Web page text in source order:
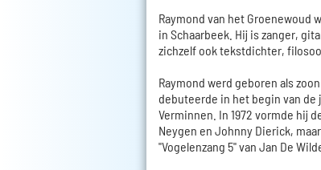
Raymond van het Groenewoud
in Schaarbeek. Hij is zanger,
zichzelf ook tekstdichter,
Raymond werd geboren als
debuteerde in het begin van de
Verminnen. In 1972 vormde hij
Neygen en Johnny Dierick,
"Vogelenzang 5" van Jan De